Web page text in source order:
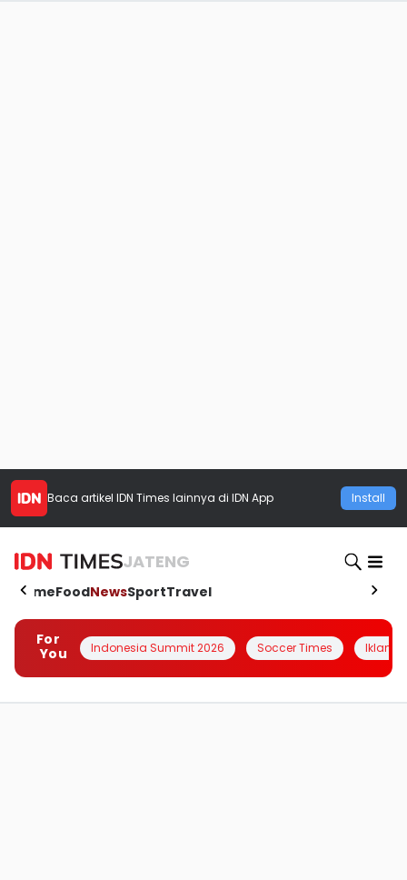
Baca artikel IDN Times lainnya di IDN App Install
JATENG
HomeFoodNewsSportTravel
For
You
Indonesia Summit 2026 Soccer Times Iklanin